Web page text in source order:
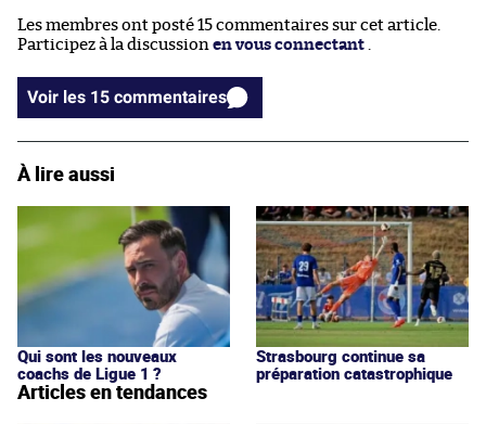
Les membres ont posté 15 commentaires sur cet article.
Participez à la discussion en vous connectant .
Voir les 15 commentaires
À lire aussi
Qui sont les nouveaux
coachs de Ligue 1 ?
Strasbourg continue sa
préparation catastrophique
Articles en tendances